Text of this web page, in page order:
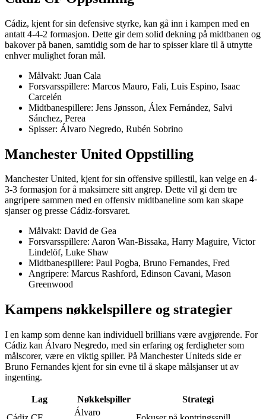
Cádiz, kjent for sin defensive styrke, kan gå inn i kampen med en
antatt 4-4-2 formasjon. Dette gir dem solid dekning på midtbanen og
bakover på banen, samtidig som de har to spisser klare til å utnytte
enhver mulighet foran mål.
Målvakt: Juan Cala
Forsvarsspillere: Marcos Mauro, Fali, Luis Espino, Isaac
Carcelén
Midtbanespillere: Jens Jønsson, Álex Fernández, Salvi
Sánchez, Perea
Spisser: Álvaro Negredo, Rubén Sobrino
Manchester United Oppstilling
Manchester United, kjent for sin offensive spillestil, kan velge en 4-
3-3 formasjon for å maksimere sitt angrep. Dette vil gi dem tre
angripere sammen med en offensiv midtbaneline som kan skape
sjanser og presse Cádiz-forsvaret.
Målvakt: David de Gea
Forsvarsspillere: Aaron Wan-Bissaka, Harry Maguire, Victor
Lindelöf, Luke Shaw
Midtbanespillere: Paul Pogba, Bruno Fernandes, Fred
Angripere: Marcus Rashford, Edinson Cavani, Mason
Greenwood
Kampens nøkkelspillere og strategier
I en kamp som denne kan individuell brillians være avgjørende. For
Cádiz kan Álvaro Negredo, med sin erfaring og ferdigheter som
målscorer, være en viktig spiller. På Manchester Uniteds side er
Bruno Fernandes kjent for sin evne til å skape målsjanser ut av
ingenting.
Lag Nøkkelspiller
Strategi
Álvaro